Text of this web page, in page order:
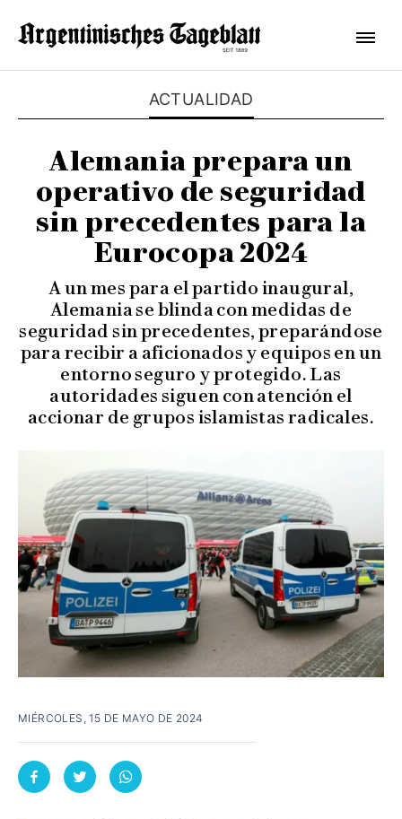
ACTUALIDAD
Alemania prepara un
operativo de seguridad
sin precedentes para la
Eurocopa 2024
A un mes para el partido inaugural,
Alemania se blinda con medidas de
seguridad sin precedentes, preparándose
para recibir a aficionados y equipos en un
entorno seguro y protegido. Las
autoridades siguen con atención el
accionar de grupos islamistas radicales.
MIÉRCOLES, 15 DE MAYO DE 2024